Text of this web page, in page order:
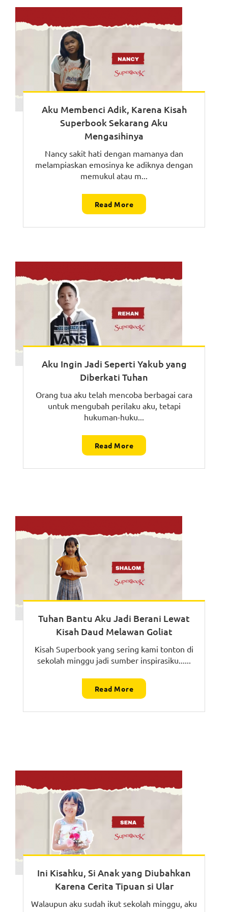
Aku Membenci Adik, Karena Kisah
Superbook Sekarang Aku
Mengasihinya
Nancy sakit hati dengan mamanya dan
melampiaskan emosinya ke adiknya dengan
memukul atau m...
Read More
Aku Ingin Jadi Seperti Yakub yang
Diberkati Tuhan
Orang tua aku telah mencoba berbagai cara
untuk mengubah perilaku aku, tetapi
hukuman-huku...
Read More
Tuhan Bantu Aku Jadi Berani Lewat
Kisah Daud Melawan Goliat
Kisah Superbook yang sering kami tonton di
sekolah minggu jadi sumber inspirasiku......
Read More
Ini Kisahku, Si Anak yang Diubahkan
Karena Cerita Tipuan si Ular
Walaupun aku sudah ikut sekolah minggu, aku